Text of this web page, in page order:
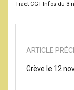
Tract-CGT-Infos-du-3-
ARTICLE
Grève le 12